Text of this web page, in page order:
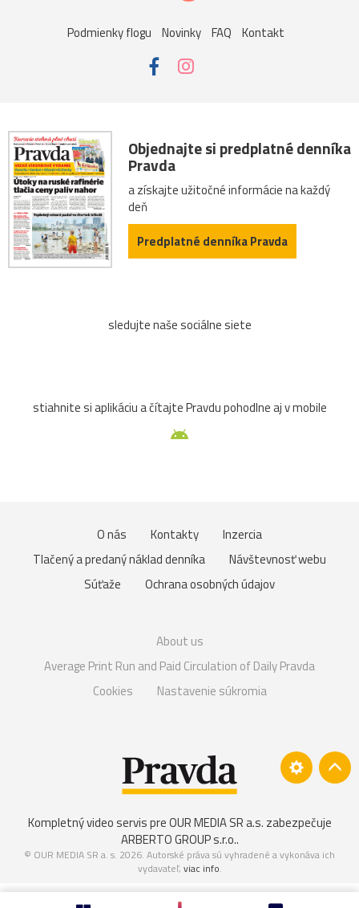
Podmienky flogu Novinky FAQ Kontakt
Objednajte si predplatné denníka
Pravda
a získajte užitočné informácie na každý
deň
Predplatné denníka Pravda
sledujte naše sociálne siete
stiahnite si aplikáciu a čítajte Pravdu pohodlne aj v mobile
O nás Kontakty
Inzercia
Tlačený a predaný náklad denníka
Návštevnosť webu
Súťaže
Ochrana osobných údajov
About us
Average Print Run and Paid Circulation of Daily Pravda
Cookies
Nastavenie súkromia
Kompletný video servis pre OUR MEDIA SR a.s. zabezpečuje
ARBERTO GROUP s.r.o..
© OUR MEDIA SR a. s. 2026. Autorské práva sú vyhradené a vykonáva ich
vydavateľ, viac info.